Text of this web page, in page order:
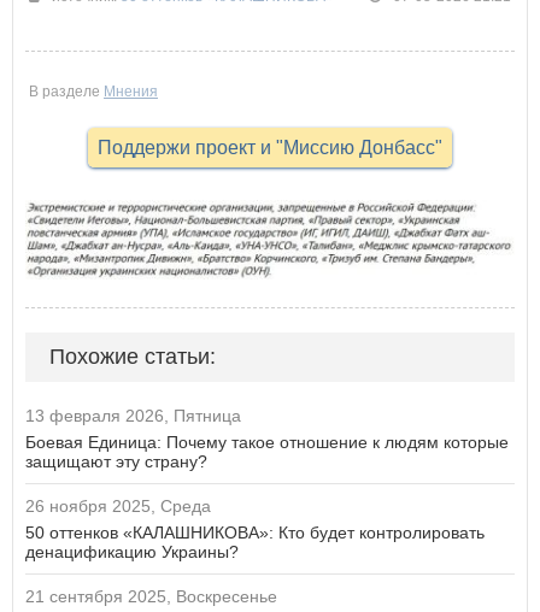
В разделе Мнения
Поддержи проект и "Миссию Донбасс"
Похожие статьи:
13 февраля 2026, Пятница
Боевая Единица: Почему такое отношение к людям которые
защищают эту страну?
26 ноября 2025, Среда
50 оттенков «КАЛАШНИКОВА»: Кто будет контролировать
денацификацию Украины?
21 сентября 2025, Воскресенье